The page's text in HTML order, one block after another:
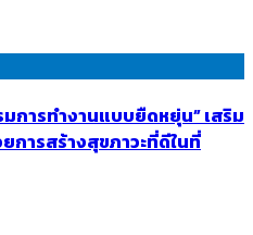
มการทำงานแบบยืดหยุ่น” เสริม
การสร้างสุขภาวะที่ดีในที่